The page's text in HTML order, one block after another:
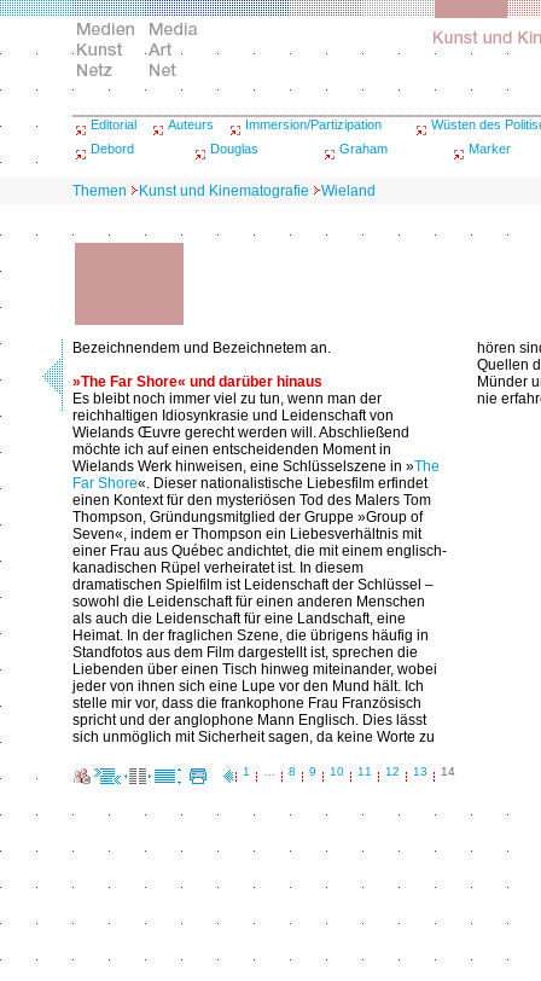
Editorial Auteurs Immersion/Partizipation
Wüsten des
Debord
Douglas Graham Marker
Themen Kunst und Kinematografie Wieland
Bezeichnendem und Bezeichnetem an.
»The Far Shore« und darüber hinaus
Es bleibt noch immer viel zu tun, wenn man der
reichhaltigen Idiosynkrasie und Leidenschaft von
Wielands Œuvre gerecht werden will. Abschließend
möchte ich auf einen entscheidenden Moment in
Wielands Werk hinweisen, eine Schlüsselszene in »The
Far Shore«. Dieser nationalistische Liebesfilm erfindet
einen Kontext für den mysteriösen Tod des Malers Tom
Thompson, Gründungsmitglied der Gruppe »Group of
Seven«, indem er Thompson ein Liebesverhältnis mit
einer Frau aus Québec andichtet, die mit einem englisch-
kanadischen Rüpel verheiratet ist. In diesem
dramatischen Spielfilm ist Leidenschaft der Schlüssel –
sowohl die Leidenschaft für einen anderen Menschen
als auch die Leidenschaft für eine Landschaft, eine
Heimat. In der fraglichen Szene, die übrigens häufig in
Standfotos aus dem Film dargestellt ist, sprechen die
Liebenden über einen Tisch hinweg miteinander, wobei
jeder von ihnen sich eine Lupe vor den Mund hält. Ich
stelle mir vor, dass die frankophone Frau Französisch
spricht und der anglophone Mann Englisch. Dies lässt
sich unmöglich mit Sicherheit sagen, da keine Worte zu
hören
Quellen
Münder
nie
1 8 9 10 11 12 13 14